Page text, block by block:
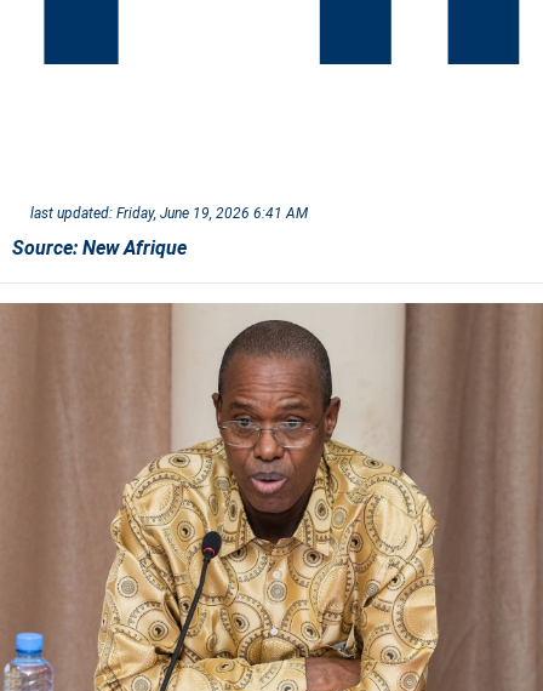
last updated: Friday, June 19, 2026 6:41 AM
Source: New Afrique